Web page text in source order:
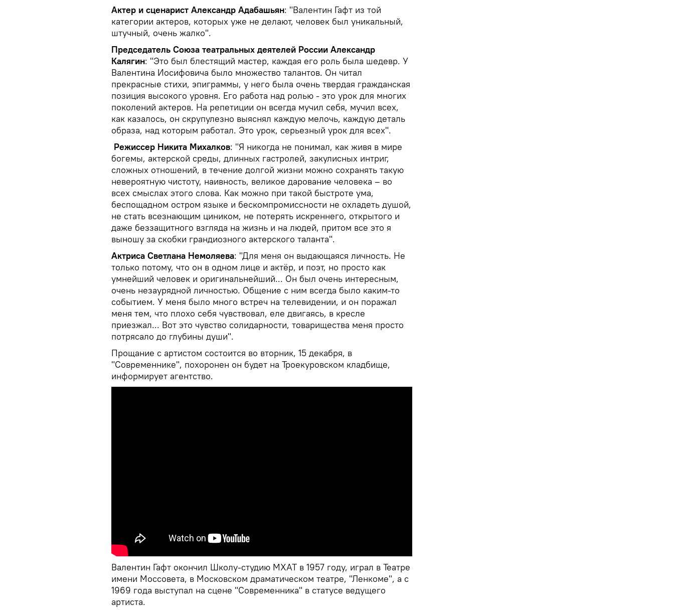
Актер и сценарист Александр Адабашьян: "Валентин Гафт из той
категории актеров, которых уже не делают, человек был уникальный,
штучный, очень жалко".
Председатель Союза театральных деятелей России Александр
Калягин: "Это был блестящий мастер, каждая его роль была шедевр. У
Валентина Иосифовича было множество талантов. Он читал
прекрасные стихи, эпиграммы, у него была очень твердая гражданская
позиция высокого уровня. Его работа над ролью - это урок для многих
поколений актеров. На репетиции он всегда мучил себя, мучил всех,
как казалось, он скрупулезно выяснял каждую мелочь, каждую деталь
образа, над которым работал. Это урок, серьезный урок для всех".
Режиссер Никита Михалков: "Я никогда не понимал, как живя в мире
богемы, актерской среды, длинных гастролей, закулисных интриг,
сложных отношений, в течение долгой жизни можно сохранять такую
невероятную чистоту, наивность, великое дарование человека – во
всех смыслах этого слова. Как можно при такой быстроте ума,
беспощадном остром языке и бескомпромиссности не охладеть душой,
не стать всезнающим циником, не потерять искреннего, открытого и
даже беззащитного взгляда на жизнь и на людей, притом все это я
выношу за скобки грандиозного актерского таланта".
Актриса Светлана Немоляева: "Для меня он выдающаяся личность. Не
только потому, что он в одном лице и актёр, и поэт, но просто как
умнейший человек и оригинальнейший... Он был очень интересным,
очень незаурядной личностью. Общение с ним всегда было каким-то
событием. У меня было много встреч на телевидении, и он поражал
меня тем, что плохо себя чувствовал, еле двигаясь, в кресле
приезжал... Вот это чувство солидарности, товарищества меня просто
потрясало до глубины души".
Прощание с артистом состоится во вторник, 15 декабря, в
"Современнике", похоронен он будет на Троекуровском кладбище,
информирует агентство.
Валентин Гафт окончил Школу-студию МХАТ в 1957 году, играл в Театре
имени Моссовета, в Московском драматическом театре, "Ленкоме", а с
1969 года выступал на сцене "Современника" в статусе ведущего
артиста.